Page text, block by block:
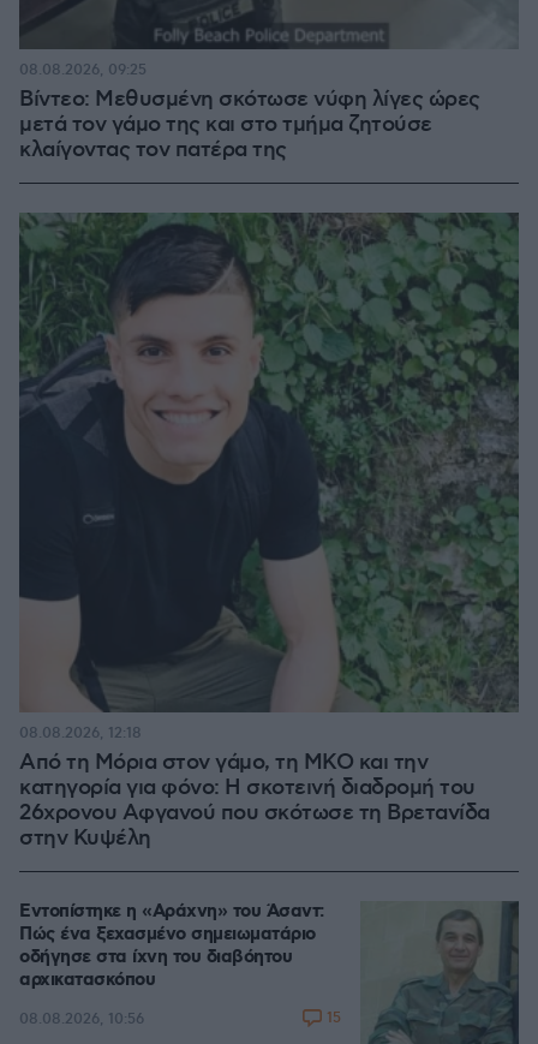
Βίντεο: Μεθυσμένη σκότωσε νύφη λίγες ώρες
μετά τον γάμο της και στο τμήμα ζητούσε
κλαίγοντας τον πατέρα της
08.08.2026, 09:25
Από τη Μόρια στον γάμο, τη ΜΚΟ και την
κατηγορία για φόνο: Η σκοτεινή διαδρομή του
26χρονου Αφγανού που σκότωσε τη Βρετανίδα
στην Κυψέλη
08.08.2026, 12:18
Εντοπίστηκε η «Αράχνη» του Άσαντ:
Πώς ένα ξεχασμένο σημειωματάριο
οδήγησε στα ίχνη του διαβόητου
αρχικατασκόπου
08.08.2026, 10:56 15